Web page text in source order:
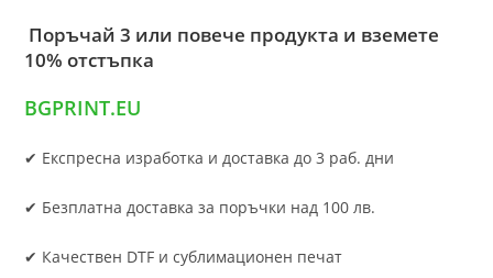
Поръчай 3 или повече продукта и вземете
10% отстъпка
BGPRINT.EU
✔ Експресна изработка и доставка до 3 раб. дни
✔ Безплатна доставка за поръчки над 100 лв.
✔ Качествен DTF и сублимационен печат